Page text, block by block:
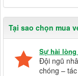
Tại sao chọn mua
Sự hài lòng
Đội ngũ
chóng –